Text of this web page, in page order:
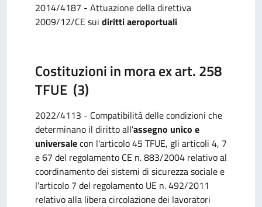
2014/4187 - Attuazione della direttiva
2009/12/CE sui diritti aeroportuali
Costituzioni in mora ex art. 258
TFUE (3)
2022/4113 - Compatibilità delle condizioni che
determinano il diritto all'assegno unico e
universalecon l'articolo 45 TFUE, gli articoli 4, 7
e 67 del regolamento CE n. 883/2004 relativo al
coordinamento dei sistemi di sicurezza sociale e
l'articolo 7 del regolamento UE n. 492/2011
relativo alla libera circolazione dei lavoratori